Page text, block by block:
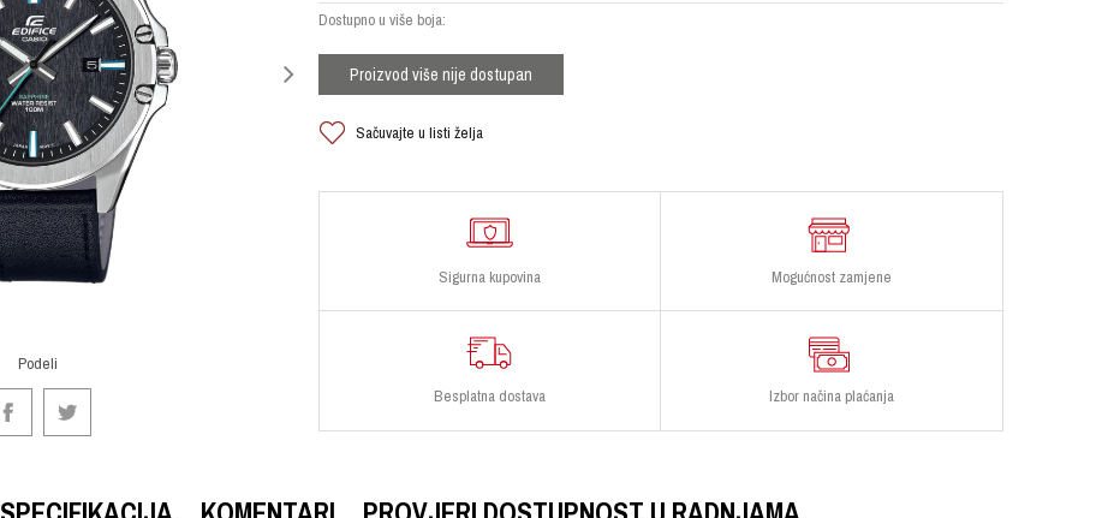
Podeli
Dostupno u više boja:
Proizvod više nije dostupan
Sačuvajte u listi želja
Sigurna kupovina Mogućnost zamjene
Besplatna dostava Izbor načina plaćanja